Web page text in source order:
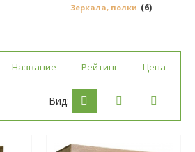
Зеркала, полки (6)
Название Рейтинг Цена
Вид: